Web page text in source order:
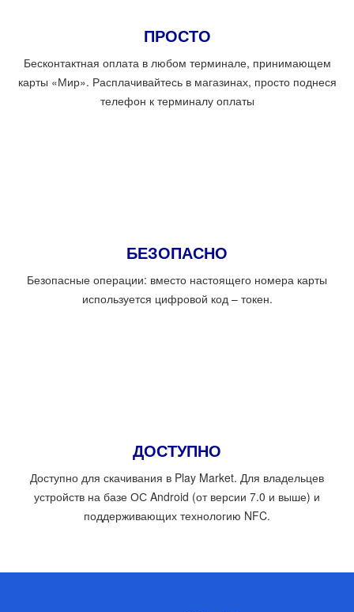
ПРОСТО
Бесконтактная оплата в любом терминале, принимающем
карты «Мир». Расплачивайтесь в магазинах, просто поднеся
телефон к терминалу оплаты
БЕЗОПАСНО
Безопасные операции: вместо настоящего номера карты
используется цифровой код – токен.
ДОСТУПНО
Доступно для скачивания в Play Market. Для владельцев
устройств на базе ОС Android (от версии 7.0 и выше) и
поддерживающих технологию NFC.